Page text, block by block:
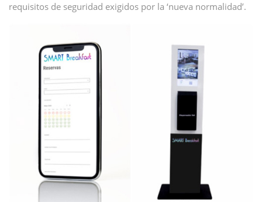
requisitos de seguridad exigidos por la ‘nueva normalidad’.